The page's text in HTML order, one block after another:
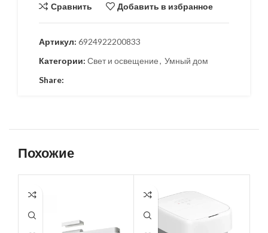
Сравнить Добавить в избранное
Артикул: 6924922200833
Категории: Свет и освещение, Умный дом
Share:
Похожие